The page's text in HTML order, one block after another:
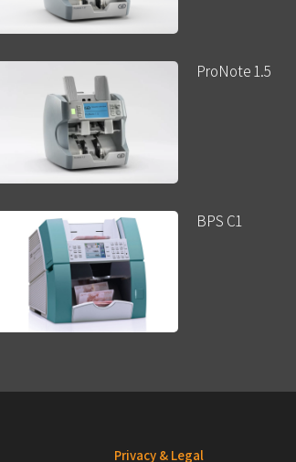
ProNote 1.5
BPS C1
Privacy & Legal